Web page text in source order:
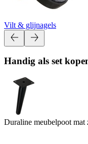
Vilt & glijnagels
Handig als set
Duraline meubelpoot mat